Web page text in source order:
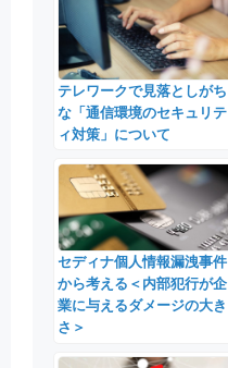
テレワークで見落としがち
な「通信環境のセキュリテ
ィ対策」について
セディナ個人情報漏洩事件
から考える＜内部犯行が企
業に与えるダメージの大き
さ＞